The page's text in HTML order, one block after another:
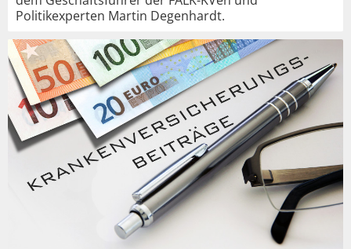
Politikexperten Martin Degenhardt.